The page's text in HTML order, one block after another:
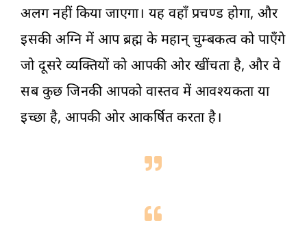
अलग नहीं किया जाएगा। यह वहाँ प्रचण्ड होगा, और
इसकी अग्नि में आप ब्रह्म के महान् चुम्बकत्व को पाएँगे
जो दूसरे व्यक्तियों को आपकी ओर खींचता है, और वे
सब कुछ जिनकी आपको वास्तव में आवश्यकता या
इच्छा है, आपकी ओर आकर्षित करता है।